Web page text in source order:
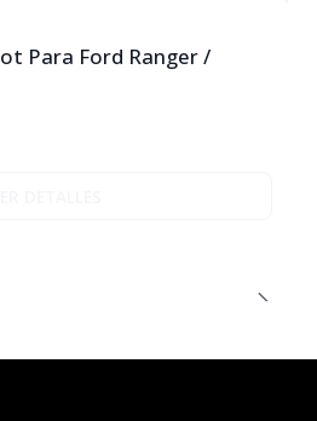
Para Ford Ranger /